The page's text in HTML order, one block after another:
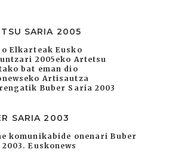
SARIA 2005
Elkarteak Eusko
2005eko Artetsu
bat eman dio
Artisautza
Buber Saria 2003
SARIA 2003
komunikabide onenari Buber
Euskonews